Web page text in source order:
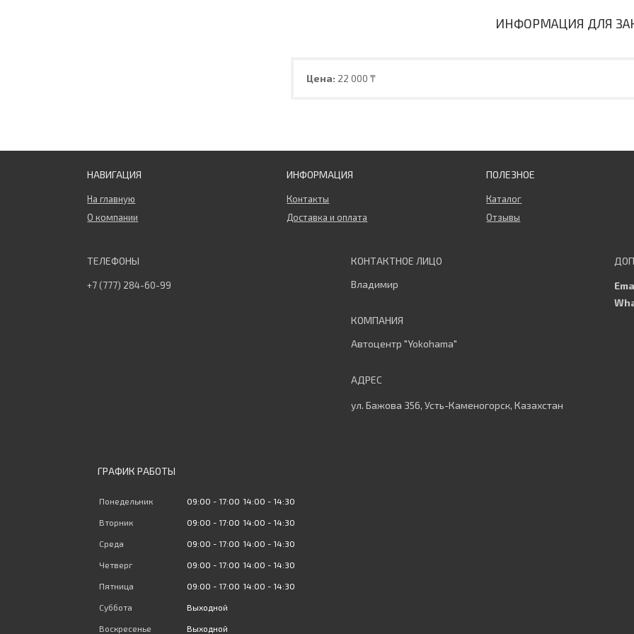
ИНФОРМАЦИЯ ДЛЯ
Цена: 22 000 ₸
НАВИГАЦИЯ
На главную
О компании
ИНФОРМАЦИЯ
Контакты
Доставка и оплата
ПОЛЕЗНОЕ
Каталог
Отзывы
+7 (777) 284-60-99 Владимир
Автоцентр "Yokohama"
ул. Бажова 356, Усть-Каменогорск, Казахстан
ГРАФИК РАБОТЫ
Понедельник 09:00 17:00 14:00 14:30
Вторник 09:00 17:00 14:00 14:30
Среда 09:00 17:00 14:00 14:30
Четверг 09:00 17:00 14:00 14:30
Пятница 09:00 17:00 14:00 14:30
Суббота Выходной
Воскресенье Выходной